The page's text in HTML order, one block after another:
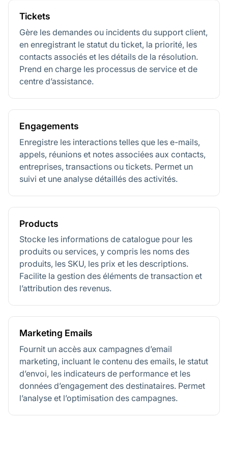
Tickets
Gère les demandes ou incidents du support client,
en enregistrant le statut du ticket, la priorité, les
contacts associés et les détails de la résolution.
Prend en charge les processus de service et de
centre d’assistance.
Engagements
Enregistre les interactions telles que les e-mails,
appels, réunions et notes associées aux contacts,
entreprises, transactions ou tickets. Permet un
suivi et une analyse détaillés des activités.
Products
Stocke les informations de catalogue pour les
produits ou services, y compris les noms des
produits, les SKU, les prix et les descriptions.
Facilite la gestion des éléments de transaction et
l’attribution des revenus.
Marketing Emails
Fournit un accès aux campagnes d’email
marketing, incluant le contenu des emails, le statut
d’envoi, les indicateurs de performance et les
données d’engagement des destinataires. Permet
l’analyse et l’optimisation des campagnes.